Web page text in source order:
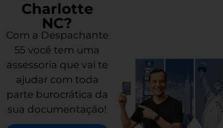
Charlotte
NC?
Com a Despachante
55 você tem uma
assessoria que vai te
ajudar com toda
parte burocrática da
sua documentação!